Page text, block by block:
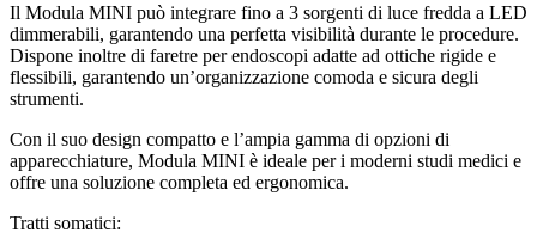
Il Modula MINI può integrare fino a 3 sorgenti di luce fredda a LED
dimmerabili, garantendo una perfetta visibilità durante le procedure.
Dispone inoltre di faretre per endoscopi adatte ad ottiche rigide e
flessibili, garantendo un’organizzazione comoda e sicura degli
strumenti.
Con il suo design compatto e l’ampia gamma di opzioni di
apparecchiature, Modula MINI è ideale per i moderni studi medici e
offre una soluzione completa ed ergonomica.
Tratti somatici: